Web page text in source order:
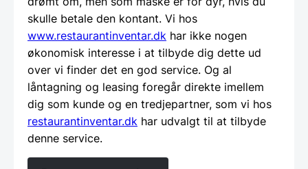
skulle betale den kontant. Vi hos
www.restaurantinventar.dk har ikke nogen
økonomisk interesse i at tilbyde dig dette ud
over vi finder det en god service. Og al
låntagning og leasing foregår direkte imellem
dig som kunde og en tredjepartner, som vi hos
restaurantinventar.dk har udvalgt til at tilbyde
denne service.